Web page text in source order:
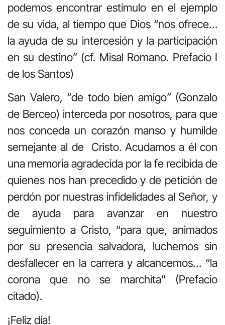
podemos encontrar estímulo en el ejemplo
de su vida, al tiempo que Dios “nos ofrece…
la ayuda de su intercesión y la participación
en su destino” (cf. Misal Romano. Prefacio I
de los Santos)
San Valero, “de todo bien amigo” (Gonzalo
de Berceo) interceda por nosotros, para que
nos conceda un corazón manso y humilde
semejante al de Cristo. Acudamos a él con
una memoria agradecida por la fe recibida de
quienes nos han precedido y de petición de
perdón por nuestras infidelidades al Señor, y
de ayuda para avanzar en nuestro
seguimiento a Cristo, “para que, animados
por su presencia salvadora, luchemos sin
desfallecer en la carrera y alcancemos… “la
corona que no se marchita” (Prefacio
citado).
¡Feliz día!